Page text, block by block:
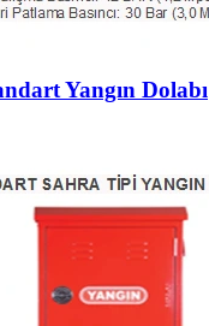
Yangın Dolabı